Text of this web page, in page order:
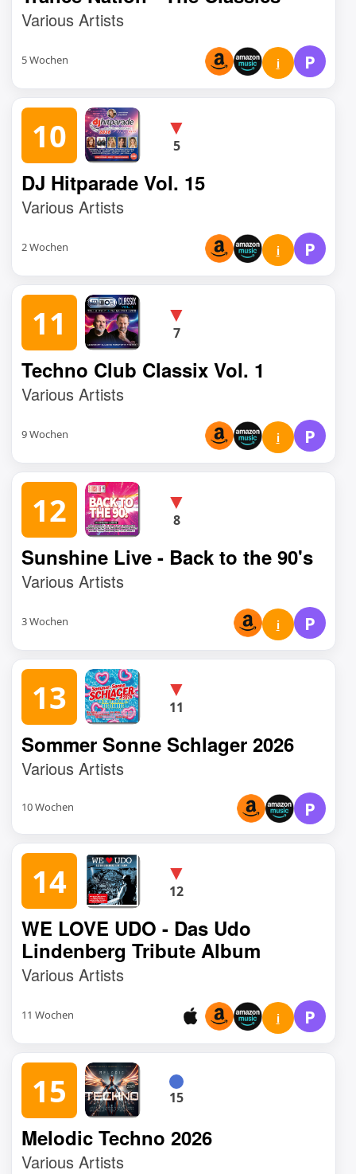
Various Artists
5 Wochen i P
10 ▼
5
DJ Hitparade Vol. 15
Various Artists
2 Wochen i P
11 ▼
7
Techno Club Classix Vol. 1
Various Artists
9 Wochen i P
12 ▼
8
Sunshine Live - Back to the 90's
Various Artists
3 Wochen i P
13 ▼
11
Sommer Sonne Schlager 2026
Various Artists
10 Wochen P
14 ▼
12
WE LOVE UDO - Das Udo
Lindenberg Tribute Album
Various Artists
11 Wochen i P
15 15
Melodic Techno 2026
Various Artists